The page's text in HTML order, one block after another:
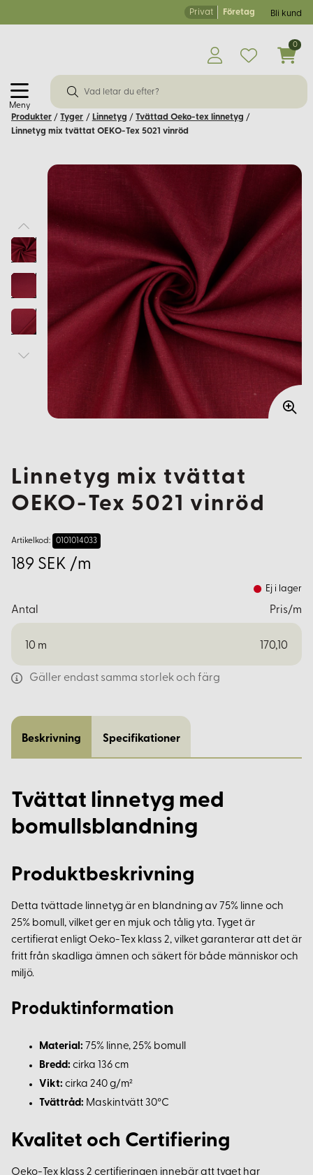
Privat Företag Bli kund
Meny
0
Produkter / Tyger / Linnetyg / Tvättad Oeko-tex linnetyg /
Linnetyg mix tvättat OEKO-Tex 5021 vinröd
Linnetyg mix tvättat
OEKO-Tex 5021 vinröd
Artikelkod: 0101014033
189 SEK /m
Ej i lager
Antal Pris/m
10 m 170,10
Gäller endast samma storlek och färg
Beskrivning Specifikationer
Tvättat linnetyg med
bomullsblandning
Produktbeskrivning
Detta tvättade linnetyg är en blandning av 75% linne och
25% bomull, vilket ger en mjuk och tålig yta. Tyget är
certifierat enligt Oeko-Tex klass 2, vilket garanterar att det är
fritt från skadliga ämnen och säkert för både människor och
miljö.
Produktinformation
Material: 75% linne, 25% bomull
Bredd: cirka 136 cm
Vikt: cirka 240 g/m²
Tvättråd: Maskintvätt 30°C
Kvalitet och Certifiering
Oeko-Tex klass 2 certifieringen innebär att tyget har